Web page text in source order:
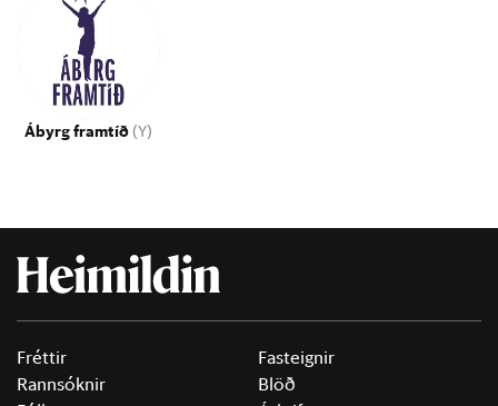
Ábyrg framtíð (Y)
Fréttir
Rannsóknir
Fasteignir
Blöð